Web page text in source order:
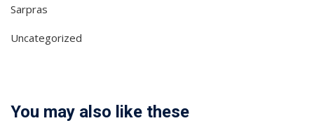
Sarpras
Uncategorized
You may also like these